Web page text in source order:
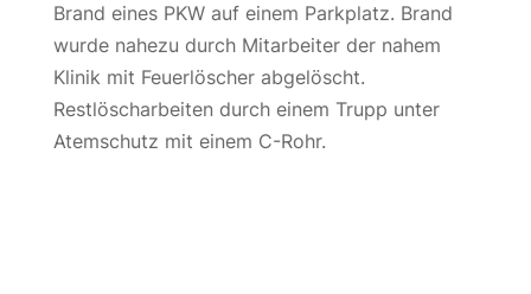
Brand eines PKW auf einem Parkplatz. Brand
wurde nahezu durch Mitarbeiter der nahem
Klinik mit Feuerlöscher abgelöscht.
Restlöscharbeiten durch einem Trupp unter
Atemschutz mit einem C-Rohr.